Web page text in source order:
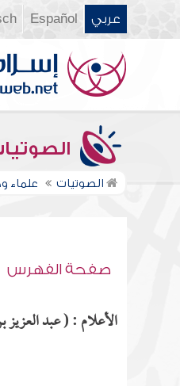
عربي Español
الصوتيات علماء
صفحة الفهرس
الأعلام : ( عبد العزيز